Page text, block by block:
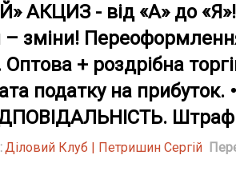
АКЦИЗ - від «А» до «Я»!
зміни!
+ роздрібна
податку на
Діловий Клуб | Петришин Сергій